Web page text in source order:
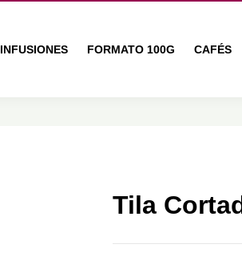
INFUSIONES FORMATO 100G CAFÉS
Tila